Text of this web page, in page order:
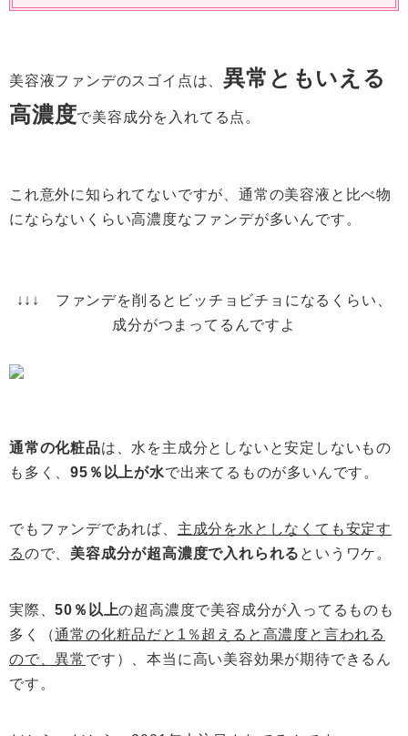
美容液ファンデのスゴイ点は、異常ともいえる
高濃度で美容成分を入れてる点。
これ意外に知られてないですが、通常の美容液と比べ物
にならないくらい高濃度なファンデが多いんです。
↓↓↓ ファンデを削るとビッチョビチョになるくらい、
成分がつまってるんですよ
通常の化粧品は、水を主成分としないと安定しないもの
も多く、95％以上が水で出来てるものが多いんです。
でもファンデであれば、 主成分を水としなくても安定す
るので、 美容成分が超高濃度で入れられる というワケ。
実際、50％以上の超高濃度で美容成分が入ってるものも
多く（通常の化粧品だと1％超えると高濃度と言われる
ので、異常 です）、本当に高い美容効果が期待できるん
です。